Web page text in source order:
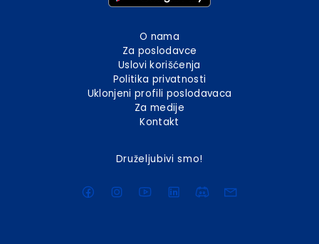
O nama
Za poslodavce
Uslovi korišćenja
Politika privatnosti
Uklonjeni profili poslodavaca
Za medije
Kontakt
Druželjubivi smo!